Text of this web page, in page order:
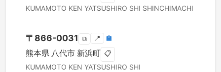
KUMAMOTO KEN YATSUSHIRO SHI SHINCHIMACHI
〒 866-0031 ⧉ 📍 🏣
熊本県 八代市 新浜町 📋
KUMAMOTO KEN YATSUSHIRO SHI